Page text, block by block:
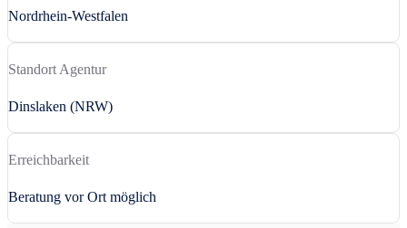
Nordrhein-Westfalen
Standort Agentur
Dinslaken (NRW)
Erreichbarkeit
Beratung vor Ort möglich